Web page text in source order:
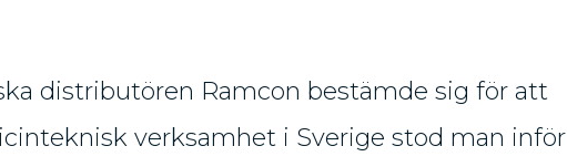
distributören Ramcon bestämde sig för att
verksamhet i Sverige stod man inför